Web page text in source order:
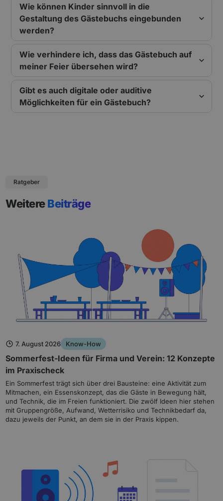
Wie können Kinder sinnvoll in die
Gestaltung des Gästebuchs eingebunden
werden?
Wie verhindere ich, dass das Gästebuch auf
meiner Feier übersehen wird?
Gibt es auch digitale oder auditive
Möglichkeiten für ein Gästebuch?
Ratgeber
WeitereBeiträge
7. August 2026 Know-How
Sommerfest-Ideen für Firma und Verein: 12 Konzepte
im Praxischeck
Ein Sommerfest trägt sich über drei Bausteine: eine Aktivität zum
Mitmachen, ein Essenskonzept, das die Gäste in Bewegung hält,
und Technik, die im Freien funktioniert. Die zwölf Ideen hier stehen
mit Gruppengröße, Aufwand, Wetterrisiko und Technikbedarf da,
dazu jeweils der Punkt, an dem sie in der Praxis kippen.